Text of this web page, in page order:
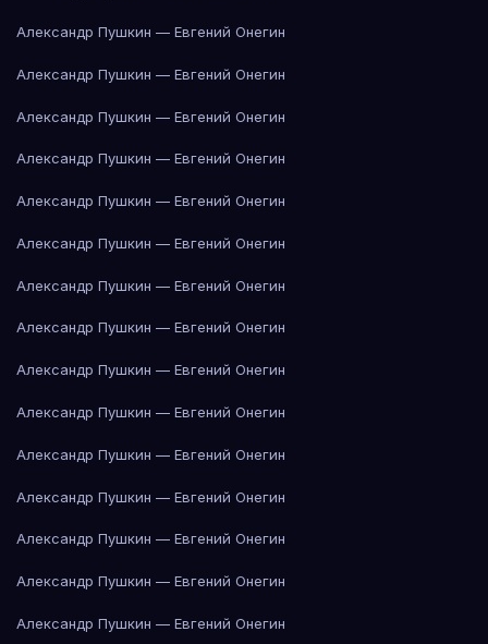
Александр Пушкин — Евгений Онегин
Александр Пушкин — Евгений Онегин
Александр Пушкин — Евгений Онегин
Александр Пушкин — Евгений Онегин
Александр Пушкин — Евгений Онегин
Александр Пушкин — Евгений Онегин
Александр Пушкин — Евгений Онегин
Александр Пушкин — Евгений Онегин
Александр Пушкин — Евгений Онегин
Александр Пушкин — Евгений Онегин
Александр Пушкин — Евгений Онегин
Александр Пушкин — Евгений Онегин
Александр Пушкин — Евгений Онегин
Александр Пушкин — Евгений Онегин
Александр Пушкин — Евгений Онегин